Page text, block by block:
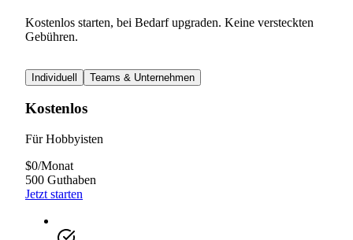
Kostenlos starten, bei Bedarf upgraden. Keine versteckten
Gebühren.
Individuell Teams & Unternehmen
Kostenlos
Für Hobbyisten
$0/Monat
500 Guthaben
Jetzt starten